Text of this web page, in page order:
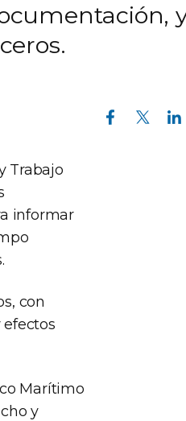
Compartir en Facebook Compartir en Twitter Compartir en Linkedin
Trabajo
informar
con
Marítimo
y